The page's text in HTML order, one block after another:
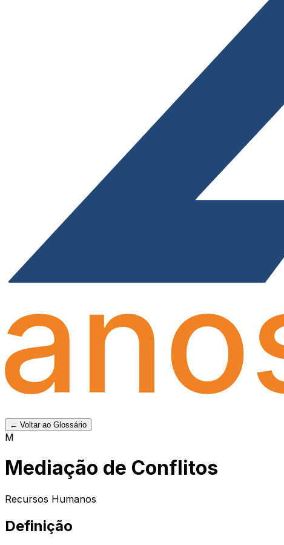
← Voltar ao Glossário
M
Mediação de Conflitos
Recursos Humanos
Definição